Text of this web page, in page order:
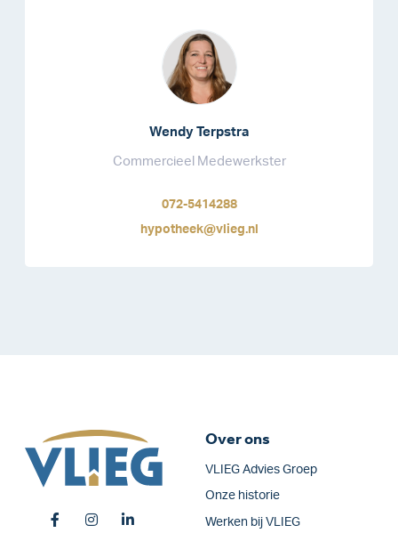
Wendy Terpstra
Commercieel Medewerkster
072-5414288
hypotheek@vlieg.nl
Over ons
VLIEG Advies Groep
Onze historie
Werken bij VLIEG